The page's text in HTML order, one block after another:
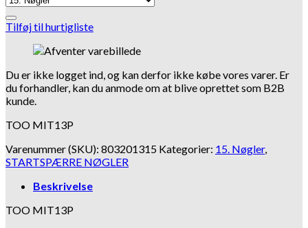
Tilføj til hurtigliste
Du er ikke logget ind, og kan derfor ikke købe vores varer. Er
du forhandler, kan du anmode om at blive oprettet som B2B
kunde.
TOO MIT13P
Varenummer (SKU): 803201315 Kategorier: 15. Nøgler,
STARTSPÆRRE NØGLER
Beskrivelse
TOO MIT13P